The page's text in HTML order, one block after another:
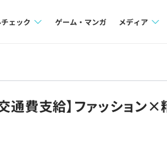
ェック
結果一覧
ゲーム・マンガ メディア
note
費支給】ファッション